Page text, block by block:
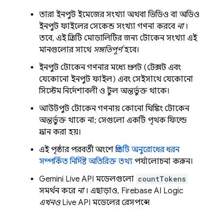
তারা ইনপুট ইমেজের সংখ্যা অথবা ভিডিও বা অডিও
ইনপুট ফাইলের সেকেন্ড সংখ্যা গণনা করবে না।
তবে, এই প্রতিটি মোডালিটির জন্য টোকেন সংখ্যা এই
মানগুলোর সাথে সঙ্গতিপূর্ণহবে।
ইনপুট টোকেন গণনার মধ্যে প্রম্পট (টেক্সট এবং
যেকোনো ইনপুট ফাইল) এবং সেইসাথে যেকোনো
সিস্টেম নির্দেশাবলী ও টুল অন্তর্ভুক্ত থাকে।
আউটপুট টোকেন গণনায় কোনো থিঙ্কিং টোকেন
অন্তর্ভুক্ত থাকে না; সেগুলো একটি পৃথক ফিল্ডে
প্রদান করা হয়।
এই পৃষ্ঠার পরবর্তী অংশেপ্রতিটি অনুরোধের ধরন
সম্পর্কিত নির্দিষ্ট অতিরিক্ত তথ্য পর্যালোচনা করুন।
Gemini Live API মডেলগুলো countTokens
সমর্থন করে না। এছাড়াও, Firebase AI Logic
এখনও Live API মডেলের রেসপন্সে